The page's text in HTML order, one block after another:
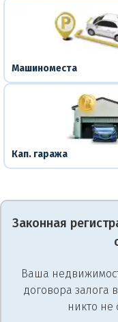
Машиноместа
Кап. гаража
Законная
Ваша
договора залога
никто не